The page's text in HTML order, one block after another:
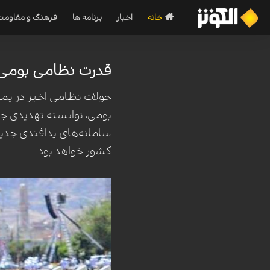
خانه اخبار برنامه ها فرهنگ و
قدرت نظامی بومی
حولات نظامی اخیر در
بومی، توانسته تهدیدی
سامانه‌های پدافندی
کشور خواهد بود.